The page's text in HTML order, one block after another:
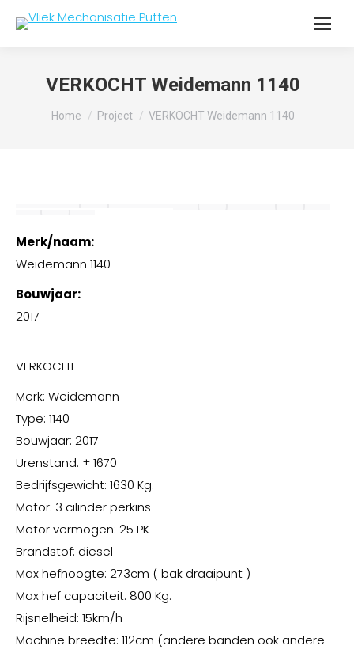
VERKOCHT Weidemann 1140
Je bent hier:
Home Project VERKOCHT Weidemann 1140
Merk/naam:
Weidemann 1140
Bouwjaar:
2017
VERKOCHT
Merk: Weidemann
Type: 1140
Bouwjaar: 2017
Urenstand: ± 1670
Bedrijfsgewicht: 1630 Kg.
Motor: 3 cilinder perkins
Motor vermogen: 25 PK
Brandstof: diesel
Max hefhoogte: 273cm ( bak draaipunt )
Max hef capaciteit: 800 Kg.
Rijsnelheid: 15km/h
Machine breedte: 112cm (andere banden ook andere